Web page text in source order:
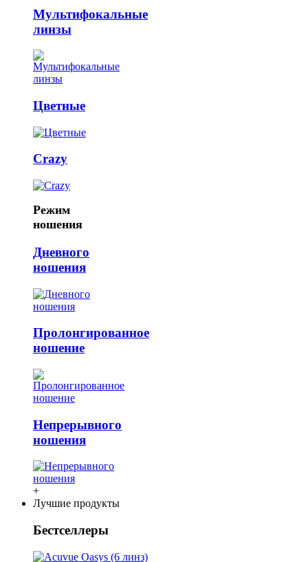
Мультифокальные
линзы
Цветные
Crazy
Режим
ношения
Дневного
ношения
Пролонгированное
ношение
Непрерывного
ношения
+
Лучшие продукты
Бестселлеры